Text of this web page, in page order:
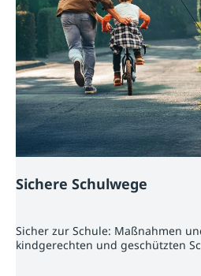
Sichere Schulwege
Sicher zur Schule: Maßnahmen
kindgerechten und geschützten